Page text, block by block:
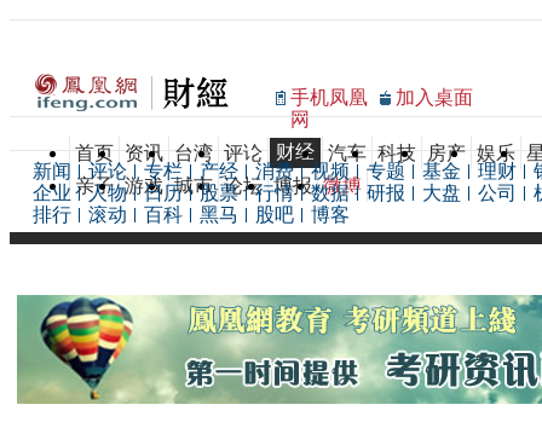
手机凤凰
网
加入桌面
首页 资讯 台湾 评论 财经 汽车 科技 房产 娱乐
亲子 游戏 城市 论坛 博报 微博
新闻 评论 专栏 产经 消费 视频 专题 基金 理财
企业
人物 日历 股票 行情 数据 研报 大盘 公司
排行
滚动 百科 黑马 股吧 博客